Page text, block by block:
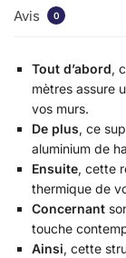
Avis 0
Tout d’abord,
mètres assure
vos murs.
De plus, ce
aluminium de
Ensuite, cette
thermique de
Concernant
touche
Ainsi, cette